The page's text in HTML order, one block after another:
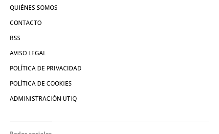
QUIÉNES SOMOS
CONTACTO
RSS
AVISO LEGAL
POLÍTICA DE PRIVACIDAD
POLÍTICA DE COOKIES
ADMINISTRACIÓN UTIQ